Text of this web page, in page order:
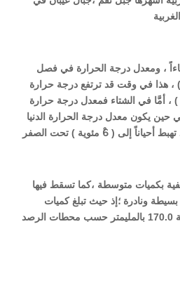
، ومعدل درجة الحرارة في فصل
) ، هذا في وقت قد ترتفع درجة حرارة
أكثر من ( 30ْ مئوية ) ، أمَّا في الشتاء فمعدل درجة حرارة
حين يكون معدل درجة الحرارة الدنيا
( 6ْ مئوية ) تحت الصفر
بكميات متوسطة ،كما تسقط فيها
ونادرة ؛إذ حيث تبلغ كميات
170.0 بالمليمتر حسب محطات الرصد